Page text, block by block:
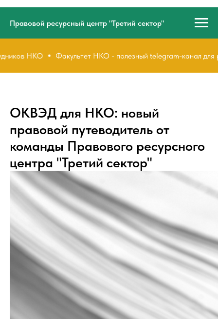
Правовой ресурсный центр "Третий сектор"
НКО Факультет НКО - полезный telegram-канал для
ОКВЭД для НКО: новый
правовой путеводитель от
команды Правового ресурсного
центра "Третий сектор"